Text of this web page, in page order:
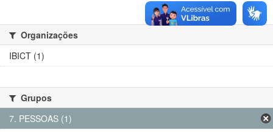
Organizações
IBICT (1)
Grupos
7. PESSOAS (1)